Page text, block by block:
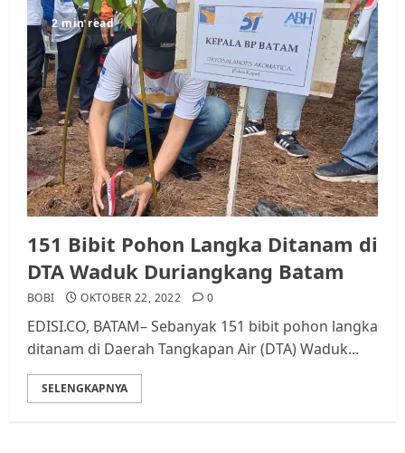
2 min read
151 Bibit Pohon Langka Ditanam di
DTA Waduk Duriangkang Batam
BOBI OKTOBER 22, 2022 0
EDISI.CO, BATAM– Sebanyak 151 bibit pohon langka
ditanam di Daerah Tangkapan Air (DTA) Waduk...
SELENGKAPNYA
3
Rempang Protes Lahan Mereka
Diambil untuk Sekolah Rakyat
JULI 21, 2026 0
4
Warga Rempang Ajukan
Audiensi dengan Wali Kota
Batam, Soroti Aktivitas yang
Resahkan Warga
JULI 17, 2026 0
5
Tim Advokasi Desak BP Batam
Berhenti Merampas Tanah
JULI 15, 2026 0